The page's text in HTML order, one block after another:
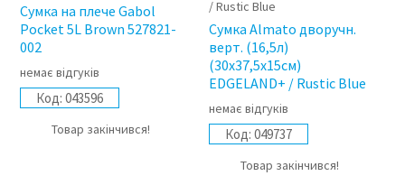
Сумка на плече Gabol
Pocket 5L Brown 527821-
002
немає відгуків
Код: 043596
Товар закінчився!
Сумка Almato дворучн.
верт. (16,5л)
(30x37,5x15см)
EDGELAND+ / Rustic Blue
немає відгуків
Код: 049737
Товар закінчився!